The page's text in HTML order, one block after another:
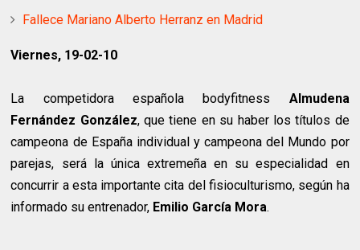
Fallece Mariano Alberto Herranz en Madrid
Viernes, 19-02-10
La competidora española bodyfitness Almudena
Fernández González, que tiene en su haber los títulos de
campeona de España individual y campeona del Mundo por
parejas, será la única extremeña en su especialidad en
concurrir a esta importante cita del fisioculturismo, según ha
informado su entrenador, Emilio García Mora.